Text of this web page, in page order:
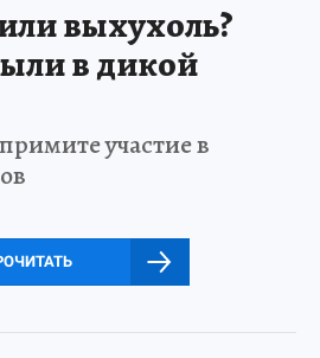
выхухоль?
в дикой
участие в